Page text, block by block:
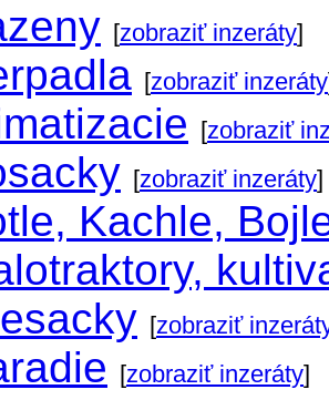
[zobraziť inzeráty]
[zobraziť inzeráty
[zobraziť
[zobraziť inzeráty]
Kachle,
[zobraziť
[zobraziť inzeráty]